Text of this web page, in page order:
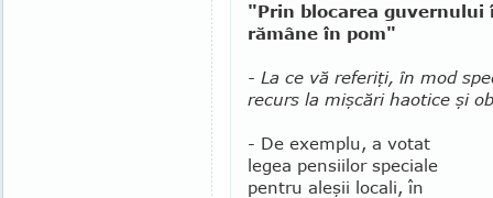
"Prin blocarea guvernului
rămâne în pom"
- La ce vă referiţi, în mod
recurs la mişcări haotice şi
- De exemplu, a votat
legea pensiilor speciale
pentru aleşii locali, în